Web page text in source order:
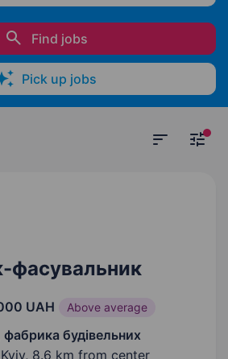
Find jobs
Pick up jobs
фасувальник
UAH Above average
будівельних
Kyiv, 8.6 km from center